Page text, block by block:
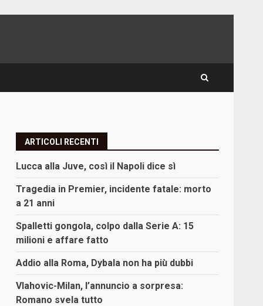
ARTICOLI RECENTI
Lucca alla Juve, così il Napoli dice sì
Tragedia in Premier, incidente fatale: morto
a 21 anni
Spalletti gongola, colpo dalla Serie A: 15
milioni e affare fatto
Addio alla Roma, Dybala non ha più dubbi
Vlahovic-Milan, l’annuncio a sorpresa:
Romano svela tutto